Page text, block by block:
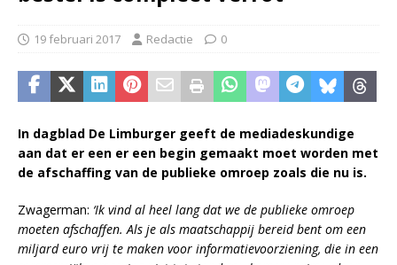
19 februari 2017 Redactie 0
In dagblad De Limburger geeft de mediadeskundige
aan dat er een er een begin gemaakt moet worden met
de afschaffing van de publieke omroep zoals die nu is.
Zwagerman: ‘Ik vind al heel lang dat we de publieke omroep
moeten afschaffen. Als je als maatschappij bereid bent om een
miljard euro vrij te maken voor informatievoorziening, die in een